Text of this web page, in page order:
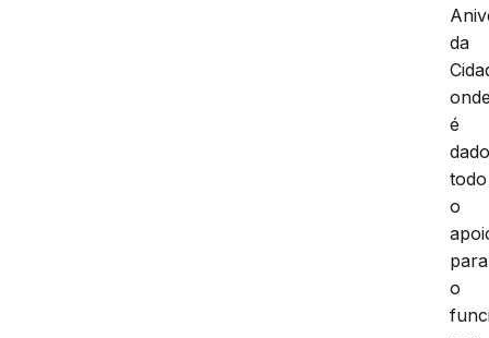
da
é
todo
o
para
o